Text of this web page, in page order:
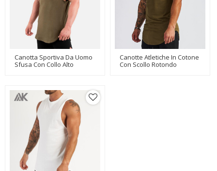
Canotta Sportiva Da Uomo
Sfusa Con Collo Alto
Canotte Atletiche In Cotone
Con Scollo Rotondo